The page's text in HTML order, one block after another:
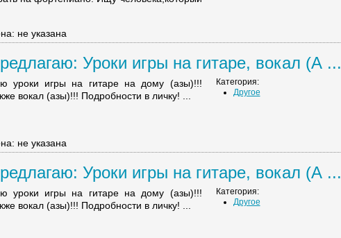
не указана
Уроки игры на гитаре, вокал (А ...
уроки игры на гитаре на дому (азы)!!!
вокал (азы)!!! Подробности в личку! ...
Категория:
Другое
не указана
Уроки игры на гитаре, вокал (А ...
уроки игры на гитаре на дому (азы)!!!
вокал (азы)!!! Подробности в личку! ...
Категория:
Другое